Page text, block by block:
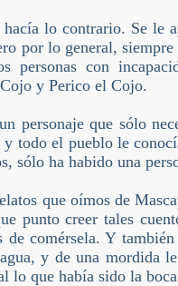
hacía lo contrario. Se le
por lo general,
personas con
y Perico el Cojo.
personaje que sólo
todo el pueblo le
sólo ha habido una
que oímos de
punto creer tales
de comérsela. Y
y de una mordida
lo que había sido la